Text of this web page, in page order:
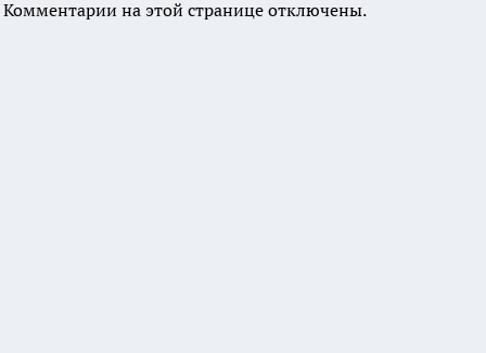
Комментарии на этой странице отключены.